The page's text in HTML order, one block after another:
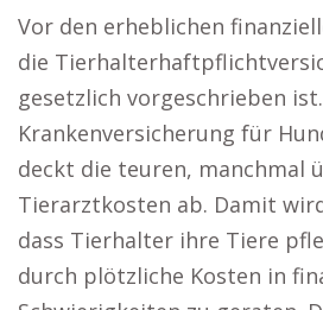
Vor den erheblichen
die
gesetzlich vorgeschrieben
Krankenversicherung für
deckt die teuren, manchmal
Tierarztkosten ab. Damit
dass Tierhalter ihre Tiere
durch plötzliche Kosten in